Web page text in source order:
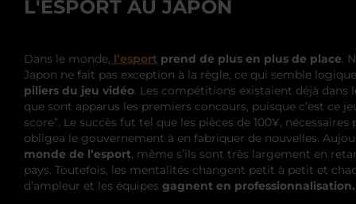
L'ESPORT AU JAPON
Dans le monde, l’esport prend de plus en plus de place .
Japon ne fait pas exception à la règle, ce qui semble
piliers du jeu vidéo . Les compétitions existaient déjà dans
que sont apparus les premiers concours, puisque c’est ce
score”. Le succès fut tel que les pièces de 100¥,
obligea le gouvernement à en fabriquer de nouvelles.
monde de l’esport , même s’ils sont très largement en
pays. Toutefois, les mentalités changent petit à petit et
d’ampleur et les équipes gagnent en professionnalisation.